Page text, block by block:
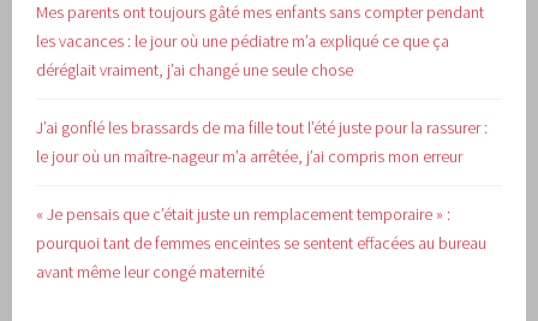
Mes parents ont toujours gâté mes enfants sans compter pendant
les vacances : le jour où une pédiatre m’a expliqué ce que ça
déréglait vraiment, j’ai changé une seule chose
J’ai gonflé les brassards de ma fille tout l’été juste pour la rassurer :
le jour où un maître-nageur m’a arrêtée, j’ai compris mon erreur
« Je pensais que c’était juste un remplacement temporaire » :
pourquoi tant de femmes enceintes se sentent effacées au bureau
avant même leur congé maternité